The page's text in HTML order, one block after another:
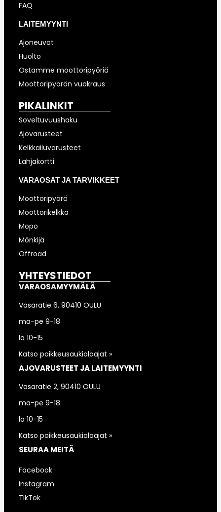
FAQ
LAITEMYYNTI
Ajoneuvot
Huolto
Ostamme moottoripyöriä
Moottoripyörän vuokraus
PIKALINKIT
Soveltuvuushaku
Ajovarusteet
Kelkkailuvarusteet
Lahjakortti
VARAOSAT JA TARVIKKEET
Moottoripyörä
Moottorikelkka
Mopo
Mönkijä
Offroad
YHTEYSTIEDOT
VARAOSAMYYMÄLÄ
Vasaratie 6, 90410 OULU
ma-pe 9-18
la 10-15
Katso poikkeusaukioloajat »
AJOVARUSTEET JA LAITEMYYNTI
Vasaratie 2, 90410 OULU
ma-pe 9-18
la 10-15
Katso poikkeusaukioloajat »
SEURAA MEITÄ
Facebook
Instagram
TikTok